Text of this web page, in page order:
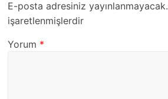
E-posta adresiniz yayınlanmayacak.
işaretlenmişlerdir
Yorum *